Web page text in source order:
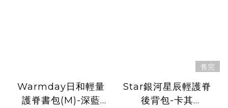
Warmday日和輕量
護脊書包(M)-深藍
售完
Star銀河星辰輕護脊
後背包-卡其